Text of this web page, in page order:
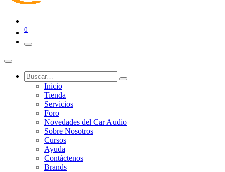
0
Inicio
Tienda
Servicios
Foro
Novedades del Car Audio
Sobre Nosotros
Cursos
Ayuda
Contáctenos
Brands